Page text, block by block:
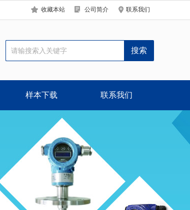
收藏本站 公司简介 联系我们
样本下载 联系我们